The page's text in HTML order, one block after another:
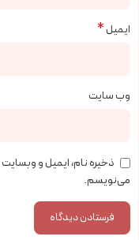
ایمیل*
وب‌ سایت
ذخیره نام، ایمیل و
می‌نویسم.